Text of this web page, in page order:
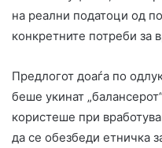
на реални податоци од
конкретните потреби за
Предлогот доаѓа по
беше укинат
користеше при
да се обезбеди етничка